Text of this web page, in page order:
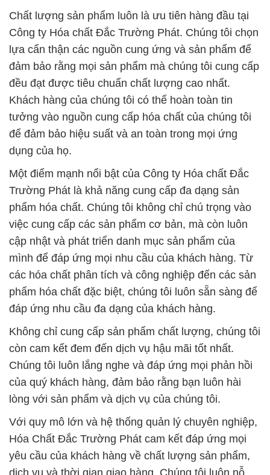
Chất lượng sản phẩm luôn là ưu tiên hàng đầu tại
Công ty Hóa chất Đắc Trường Phát. Chúng tôi chọn
lựa cẩn thận các nguồn cung ứng và sản phẩm để
đảm bảo rằng mọi sản phẩm mà chúng tôi cung cấp
đều đạt được tiêu chuẩn chất lượng cao nhất.
Khách hàng của chúng tôi có thể hoàn toàn tin
tưởng vào nguồn cung cấp hóa chất của chúng tôi
để đảm bảo hiệu suất và an toàn trong mọi ứng
dụng của họ.
Một điểm mạnh nổi bật của Công ty Hóa chất Đắc
Trường Phát là khả năng cung cấp đa dạng sản
phẩm hóa chất. Chúng tôi không chỉ chú trọng vào
việc cung cấp các sản phẩm cơ bản, mà còn luôn
cập nhật và phát triển danh mục sản phẩm của
mình để đáp ứng mọi nhu cầu của khách hàng. Từ
các hóa chất phân tích và công nghiệp đến các sản
phẩm hóa chất đặc biệt, chúng tôi luôn sẵn sàng để
đáp ứng nhu cầu đa dạng của khách hàng.
Không chỉ cung cấp sản phẩm chất lượng, chúng tôi
còn cam kết đem đến dịch vụ hậu mãi tốt nhất.
Chúng tôi luôn lắng nghe và đáp ứng mọi phản hồi
của quý khách hàng, đảm bảo rằng bạn luôn hài
lòng với sản phẩm và dịch vụ của chúng tôi.
Với quy mô lớn và hệ thống quản lý chuyên nghiệp,
Hóa Chất Đắc Trường Phát cam kết đáp ứng mọi
yêu cầu của khách hàng về chất lượng sản phẩm,